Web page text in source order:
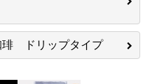
琲 ドリップタイプ